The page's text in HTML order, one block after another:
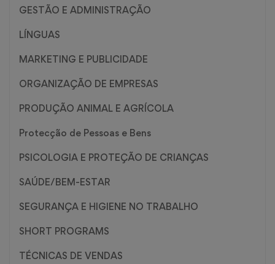
GESTÃO E ADMINISTRAÇÃO
LÍNGUAS
MARKETING E PUBLICIDADE
ORGANIZAÇÃO DE EMPRESAS
PRODUÇÃO ANIMAL E AGRÍCOLA
Protecção de Pessoas e Bens
PSICOLOGIA E PROTEÇÃO DE CRIANÇAS
SAÚDE/BEM-ESTAR
SEGURANÇA E HIGIENE NO TRABALHO
SHORT PROGRAMS
TÉCNICAS DE VENDAS